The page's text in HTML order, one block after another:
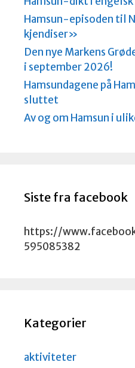
Hamsun-episoden til
kjendiser»
Den nye Markens
i september 2026!
Hamsundagene på
sluttet
Av og om Hamsun i
Siste fra facebook
https://
595085382
Kategorier
aktiviteter